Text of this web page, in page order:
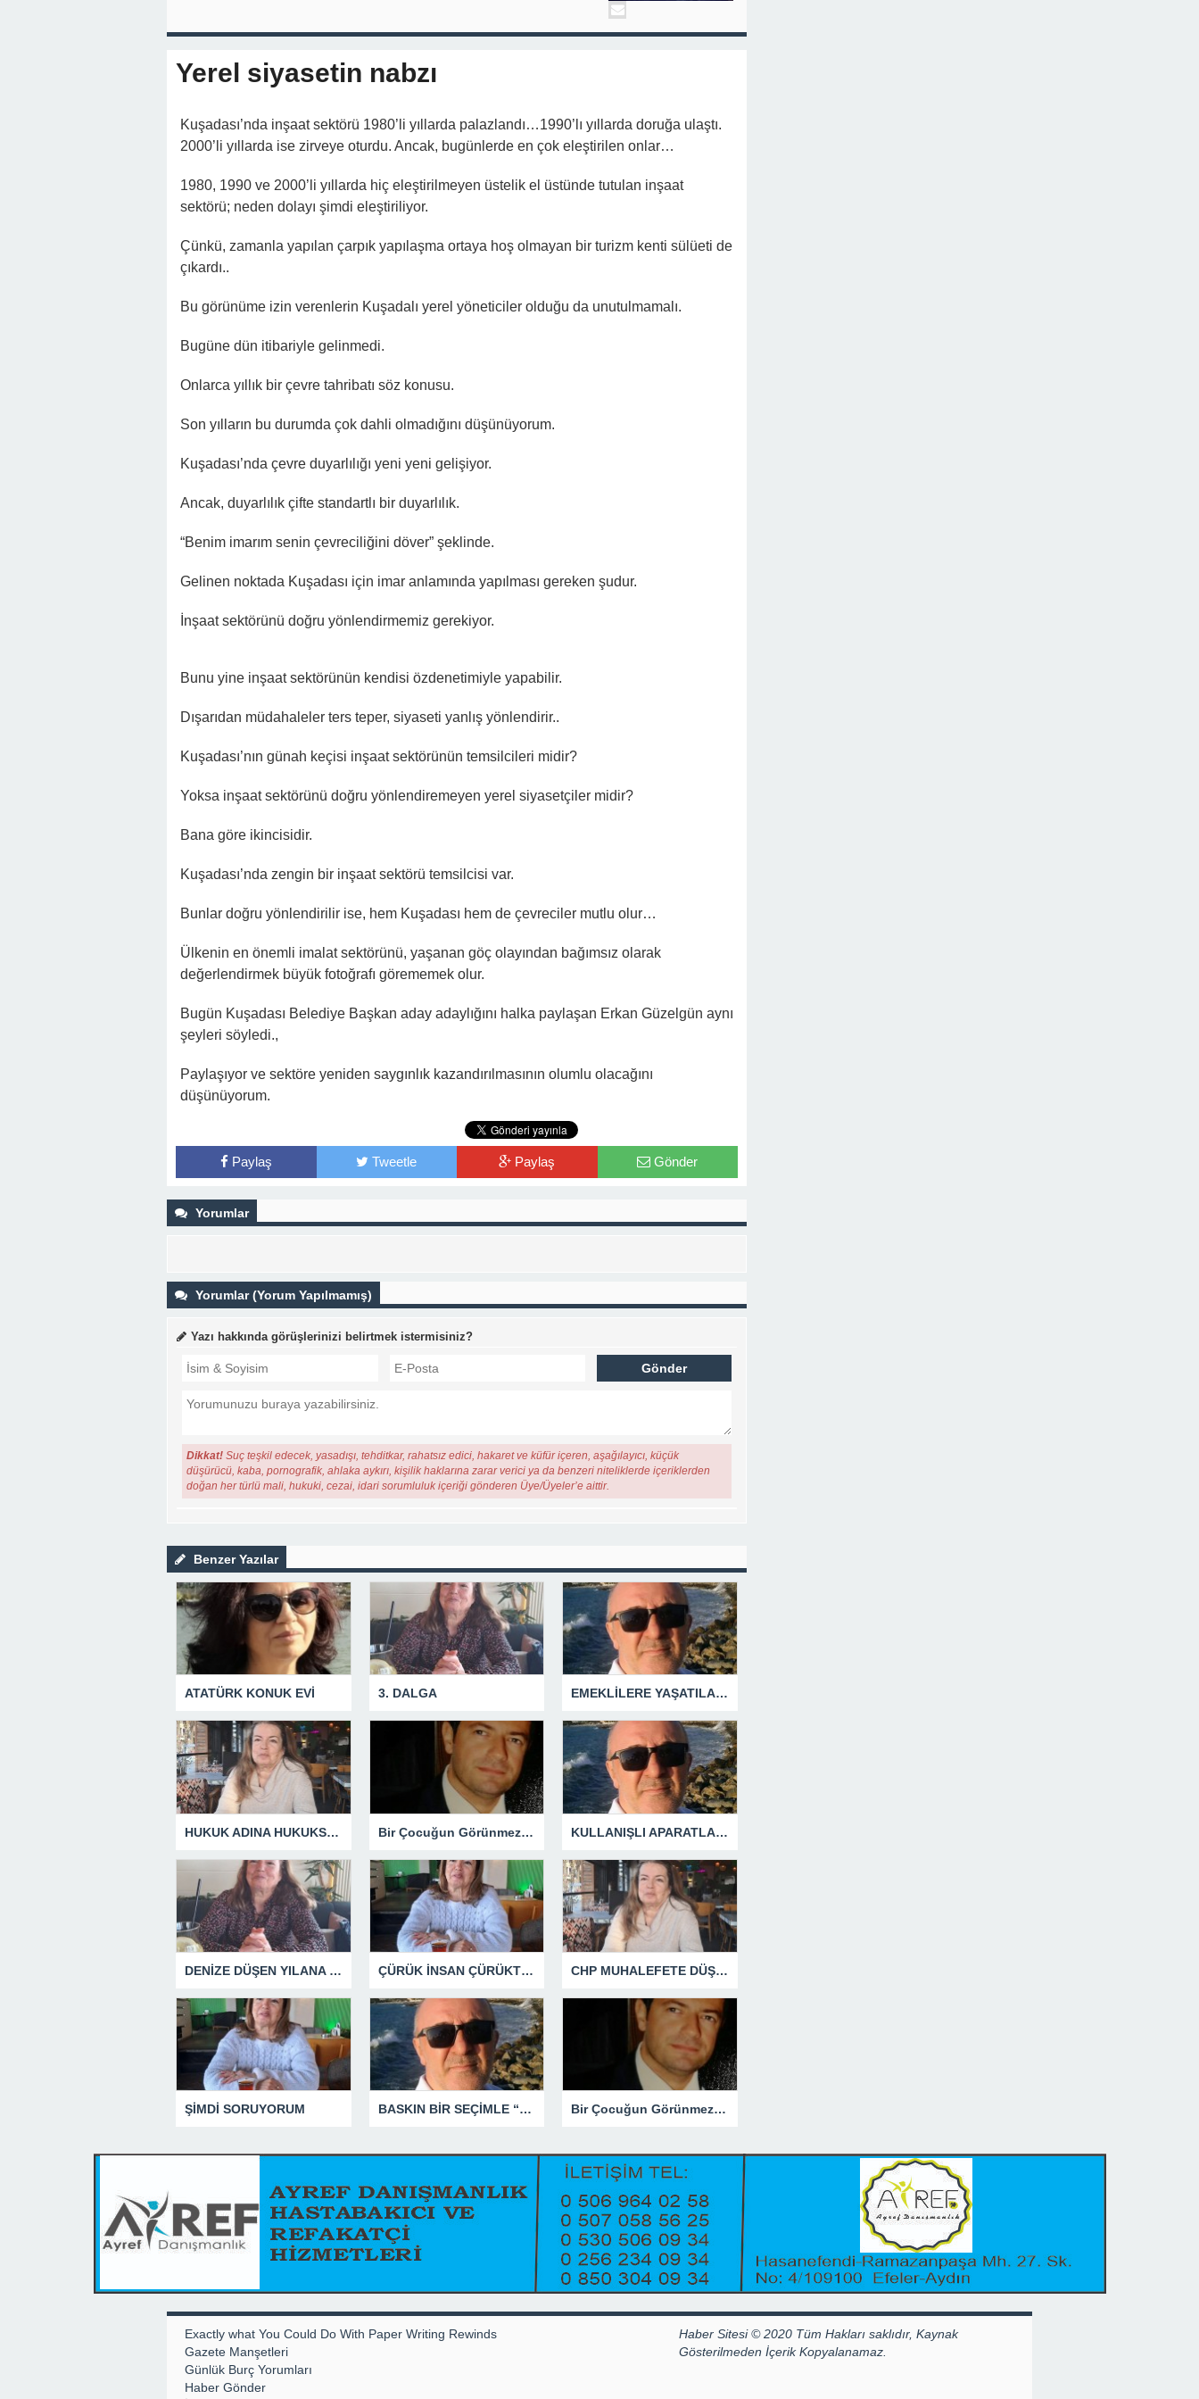
Yerel siyasetin nabzı
Kuşadası’nda inşaat sektörü 1980’li yıllarda palazlandı…1990’lı yıllarda doruğa ulaştı.
2000’li yıllarda ise zirveye oturdu. Ancak, bugünlerde en çok eleştirilen onlar…
1980, 1990 ve 2000’li yıllarda hiç eleştirilmeyen üstelik el üstünde tutulan inşaat
sektörü; neden dolayı şimdi eleştiriliyor.
Çünkü, zamanla yapılan çarpık yapılaşma ortaya hoş olmayan bir turizm kenti sülüeti de
çıkardı..
Bu görünüme izin verenlerin Kuşadalı yerel yöneticiler olduğu da unutulmamalı.
Bugüne dün itibariyle gelinmedi.
Onlarca yıllık bir çevre tahribatı söz konusu.
Son yılların bu durumda çok dahli olmadığını düşünüyorum.
Kuşadası’nda çevre duyarlılığı yeni yeni gelişiyor.
Ancak, duyarlılık çifte standartlı bir duyarlılık.
“Benim imarım senin çevreciliğini döver” şeklinde.
Gelinen noktada Kuşadası için imar anlamında yapılması gereken şudur.
İnşaat sektörünü doğru yönlendirmemiz gerekiyor.
Bunu yine inşaat sektörünün kendisi özdenetimiyle yapabilir.
Dışarıdan müdahaleler ters teper, siyaseti yanlış yönlendirir..
Kuşadası’nın günah keçisi inşaat sektörünün temsilcileri midir?
Yoksa inşaat sektörünü doğru yönlendiremeyen yerel siyasetçiler midir?
Bana göre ikincisidir.
Kuşadası’nda zengin bir inşaat sektörü temsilcisi var.
Bunlar doğru yönlendirilir ise, hem Kuşadası hem de çevreciler mutlu olur…
Ülkenin en önemli imalat sektörünü, yaşanan göç olayından bağımsız olarak
değerlendirmek büyük fotoğrafı görememek olur.
Bugün Kuşadası Belediye Başkan aday adaylığını halka paylaşan Erkan Güzelgün aynı
şeyleri söyledi.,
Paylaşıyor ve sektöre yeniden saygınlık kazandırılmasının olumlu olacağını
düşünüyorum.
Paylaş Tweetle Paylaş Gönder
Yorumlar
Yorumlar (Yorum Yapılmamış)
Yazı hakkında görüşlerinizi belirtmek istermisiniz?
Dikkat! Suç teşkil edecek, yasadışı, tehditkar, rahatsız edici, hakaret ve küfür içeren, aşağılayıcı, küçük
düşürücü, kaba, pornografik, ahlaka aykırı, kişilik haklarına zarar verici ya da benzeri niteliklerde içeriklerden
doğan her türlü mali, hukuki, cezai, idari sorumluluk içeriği gönderen Üye/Üyeler’e aittir.
Benzer Yazılar
ATATÜRK KONUK EVİ 3. DALGA EMEKLİLERE YAŞATILAN CUMHURİYET TARİHİNİN EN BÜYÜK ZULMÜNÜN DERİN ANALİZİ !
HUKUK ADINA HUKUKSUZLUK Bir Çocuğun Görünmez Yaraları – 42 “Kırık Şehirlerin Çocukları” KULLANIŞLI APARATLARIN KAÇINILMAZ SONU !
DENİZE DÜŞEN YILANA SARILIR ÇÜRÜK İNSAN ÇÜRÜKTÜR CHP MUHALEFETE DÜŞTÜ
ŞİMDİ SORUYORUM BASKIN BİR SEÇİMLE “YENİ PARTİ”Yİ DEVRE DIŞI BIRAKMAK İÇİN DÜĞMEYE Mİ BASILDI? Bir Çocuğun Görünmez Yaraları – 41 “Koparılmış Çocuklar”
Exactly what You Could Do With Paper Writing Rewinds
Gazete Manşetleri
Günlük Burç Yorumları
Haber Gönder
Haber Sitesi © 2020 Tüm Hakları saklıdır, Kaynak
Gösterilmeden İçerik Kopyalanamaz.